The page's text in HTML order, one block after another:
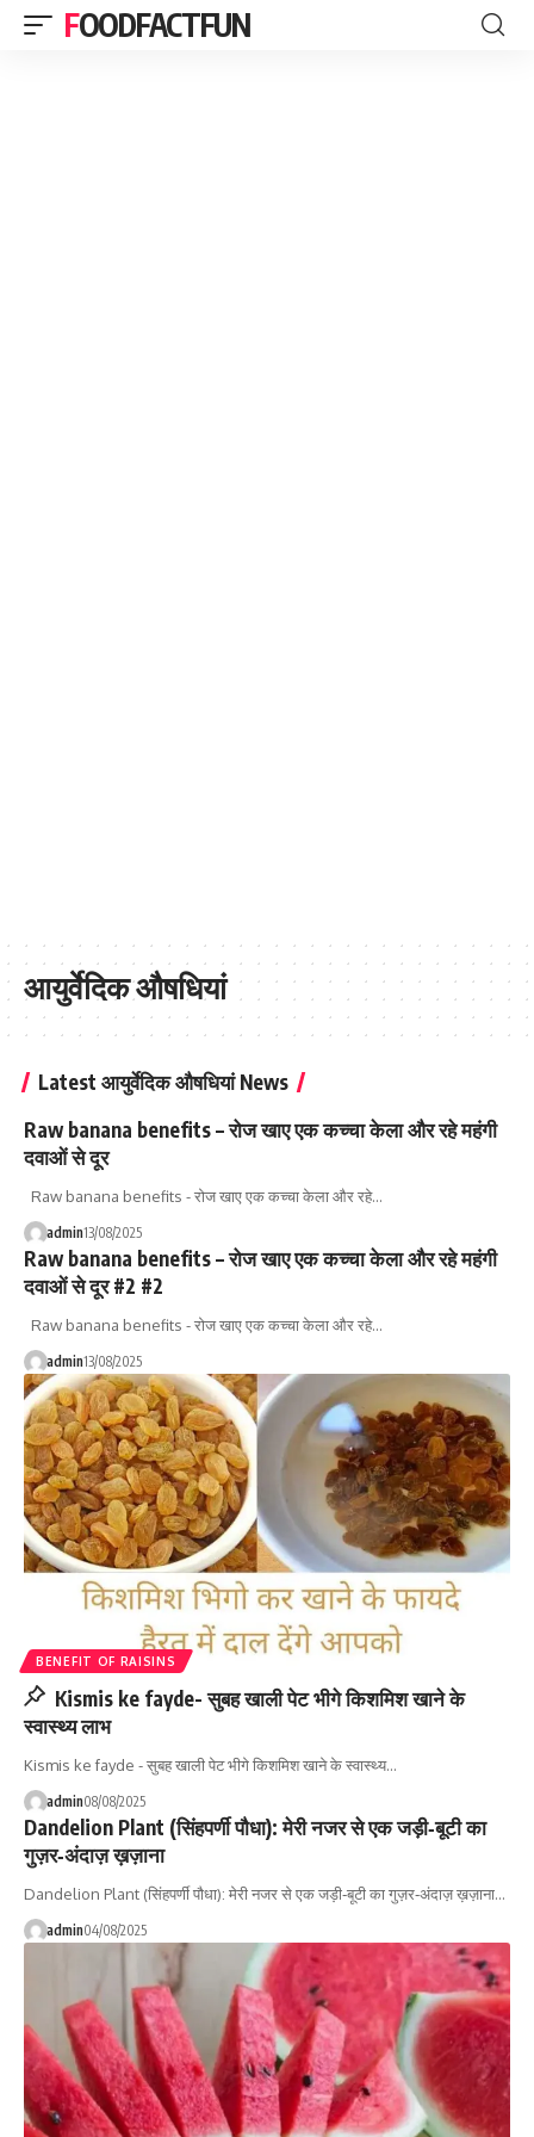
FOODFACTFUN
आयुर्वेदिक औषधियां
Latest आयुर्वेदिक औषधियां News
Raw banana benefits – रोज खाए एक कच्चा केला और रहे महंगी
दवाओं से दूर
Raw banana benefits - रोज खाए एक कच्चा केला और रहे…
admin13/08/2025
Raw banana benefits – रोज खाए एक कच्चा केला और रहे महंगी
दवाओं से दूर #2 #2
Raw banana benefits - रोज खाए एक कच्चा केला और रहे…
admin13/08/2025
BENEFIT OF RAISINS
Kismis ke fayde- सुबह खाली पेट भीगे किशमिश खाने के
स्वास्थ्य लाभ
Kismis ke fayde - सुबह खाली पेट भीगे किशमिश खाने के स्वास्थ्य…
admin08/08/2025
Dandelion Plant (सिंहपर्णी पौधा): मेरी नजर से एक जड़ी‑बूटी का
गुज़र‑अंदाज़ ख़ज़ाना
Dandelion Plant (सिंहपर्णी पौधा): मेरी नजर से एक जड़ी‑बूटी का गुज़र‑अंदाज़ ख़ज़ाना…
admin04/08/2025